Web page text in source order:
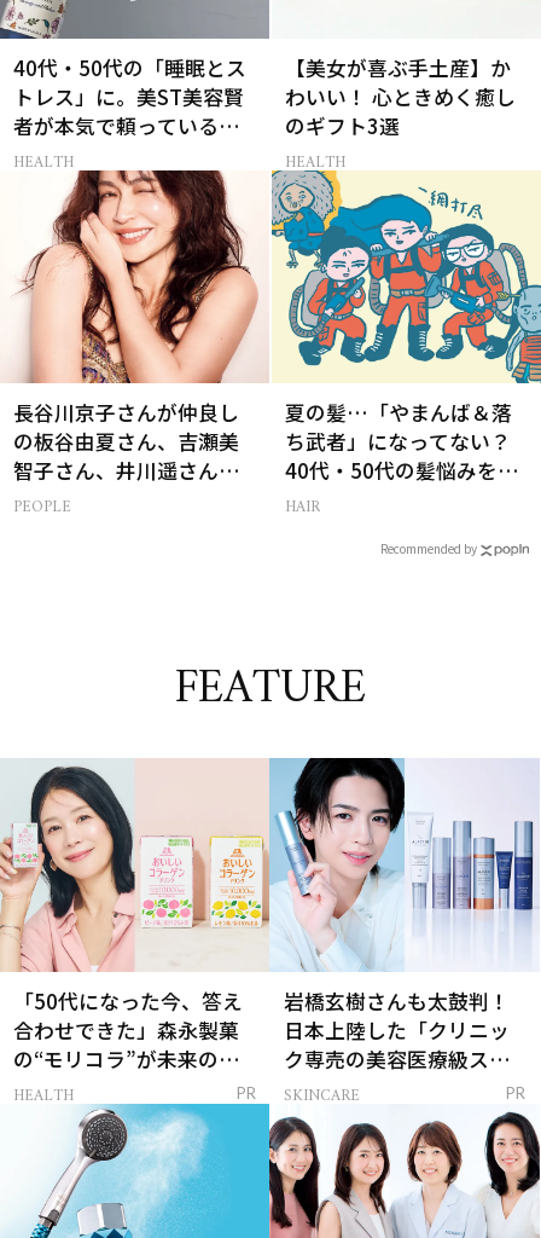
40代・50代の「睡眠とス
トレス」に。美ST美容賢
者が本気で頼っているサ
プリ2選
HEALTH
【美女が喜ぶ手土産】か
わいい！ 心ときめく癒し
のギフト3選
HEALTH
長谷川京子さんが仲良し
の板谷由夏さん、吉瀬美
智子さん、井川遥さんと
集まる理由は…
PEOPLE
夏の髪…「やまんば＆落
ち武者」になってない？
40代・50代の髪悩みをレ
スキューする裏ワザ
HAIR
Recommended by
FEATURE
「50代になった今、答え
合わせできた」森永製菓
の“モリコラ”が未来のキ
レイを連れてくる！
HEALTH PR
岩橋玄樹さんも太鼓判！
日本上陸した「クリニッ
ク専売の美容医療級スキ
ンケア」
SKINCARE PR